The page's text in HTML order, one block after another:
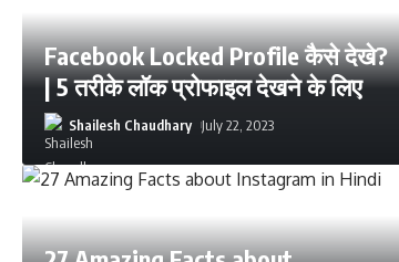
Facebook Locked Profile कैसे देखे?
| 5 तरीके लॉक प्रोफाइल देखने के लिए
Shailesh Chaudhary July 22, 2023